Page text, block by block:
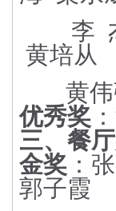
李
黄培从
黄
优秀奖
三、餐
金奖 ：
郭子霞